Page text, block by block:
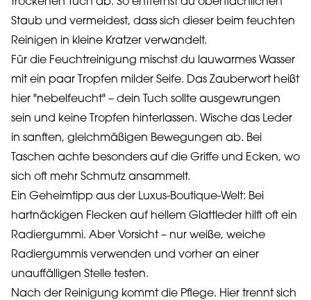
Staub und vermeidest, dass sich dieser beim feuchten
Reinigen in kleine Kratzer verwandelt.
Für die Feuchtreinigung mischst du lauwarmes Wasser
mit ein paar Tropfen milder Seife. Das Zauberwort heißt
hier "nebelfeucht" – dein Tuch sollte ausgewrungen
sein und keine Tropfen hinterlassen. Wische das Leder
in sanften, gleichmäßigen Bewegungen ab. Bei
Taschen achte besonders auf die Griffe und Ecken, wo
sich oft mehr Schmutz ansammelt.
Ein Geheimtipp aus der Luxus-Boutique-Welt: Bei
hartnäckigen Flecken auf hellem Glattleder hilft oft ein
Radiergummi. Aber Vorsicht – nur weiße, weiche
Radiergummis verwenden und vorher an einer
unauffälligen Stelle testen.
Nach der Reinigung kommt die Pflege. Hier trennt sich